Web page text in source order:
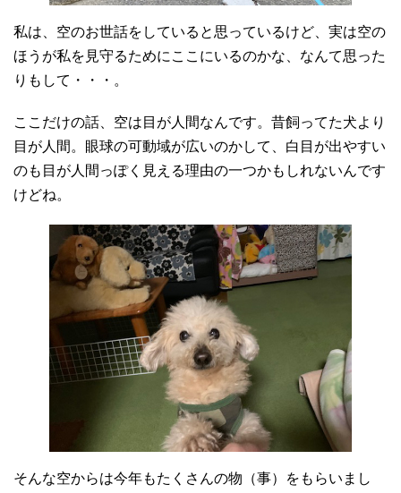
私は、空のお世話をしていると思っているけど、実は空の
ほうが私を見守るためにここにいるのかな、なんて思った
りもして・・・。
ここだけの話、空は目が人間なんです。昔飼ってた犬より
目が人間。眼球の可動域が広いのかして、白目が出やすい
のも目が人間っぽく見える理由の一つかもしれないんです
けどね。
そんな空からは今年もたくさんの物（事）をもらいまし